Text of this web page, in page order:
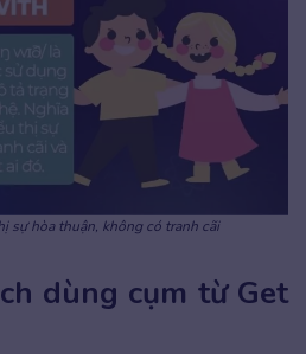
sự hòa thuận, không có tranh cãi
dùng cụm từ Get